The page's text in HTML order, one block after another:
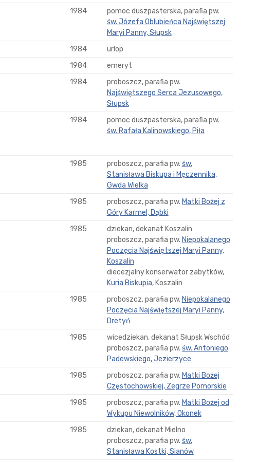
1984
pomoc duszpasterska, parafia pw.
św. Józefa Oblubieńca Najświętszej
Maryi Panny, Słupsk
1984
urlop
1984
emeryt
1984
proboszcz, parafia pw.
Najświętszego Serca Jezusowego,
Słupsk
1984
pomoc duszpasterska, parafia pw.
św. Rafała Kalinowskiego, Piła
1985 proboszcz, parafia pw. św.
Stanisława Biskupa i Męczennika,
Gwda Wielka
1985 proboszcz, parafia pw. Matki Bożej z
Góry Karmel, Dąbki
1985
dziekan, dekanat Koszalin
proboszcz, parafia pw. Niepokalanego
Poczęcia Najświętszej Maryi Panny,
Koszalin
diecezjalny konserwator zabytków,
Kuria Biskupia, Koszalin
1985 proboszcz, parafia pw. Niepokalanego
Poczęcia Najświętszej Maryi Panny,
Dretyń
1985
wicedziekan, dekanat Słupsk Wschód
proboszcz, parafia pw. św. Antoniego
Padewskiego, Jezierzyce
1985 proboszcz, parafia pw. Matki Bożej
Częstochowskiej, Zegrze Pomorskie
1985 proboszcz, parafia pw. Matki Bożej od
Wykupu Niewolników, Okonek
1985
dziekan, dekanat Mielno
proboszcz, parafia pw. św.
Stanisława Kostki, Sianów